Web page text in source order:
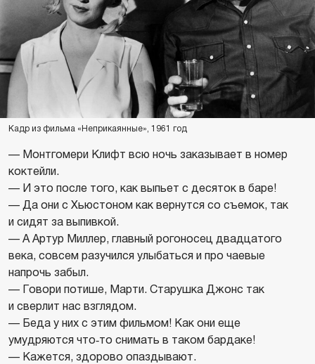
Кадр из фильма «Неприкаянные», 1961 год
— Монтгомери Клифт всю ночь заказывает в номер
коктейли.
— И это после того, как выпьет с десяток в баре!
— Да они с Хьюстоном как вернутся со съемок, так
и сидят за выпивкой.
— А Артур Миллер, главный рогоносец двадцатого
века, совсем разучился улыбаться и про чаевые
напрочь забыл.
— Говори потише, Марти. Старушка Джонс так
и сверлит нас взглядом.
— Беда у них с этим фильмом! Как они еще
умудряются что‑то снимать в таком бардаке!
— Кажется, здорово опаздывают.